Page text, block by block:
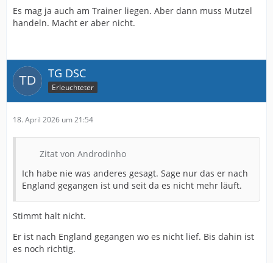
Es mag ja auch am Trainer liegen. Aber dann muss Mutzel
handeln. Macht er aber nicht.
TG DSC
Erleuchteter
18. April 2026 um 21:54
Zitat von Androdinho
Ich habe nie was anderes gesagt. Sage nur das er nach
England gegangen ist und seit da es nicht mehr läuft.
Stimmt halt nicht.
Er ist nach England gegangen wo es nicht lief. Bis dahin ist
es noch richtig.